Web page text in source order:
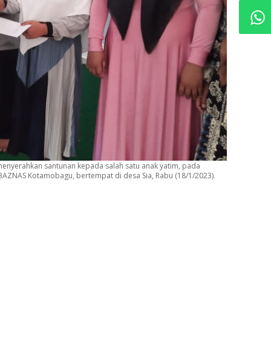
santunan kepada salah satu anak yatim, pada
Kotamobagu, bertempat di desa Sia, Rabu (18/1/2023).